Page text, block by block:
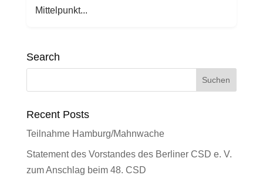
Mittelpunkt...
Search
Recent Posts
Teilnahme Hamburg/Mahnwache
Statement des Vorstandes des Berliner CSD e. V.
zum Anschlag beim 48. CSD